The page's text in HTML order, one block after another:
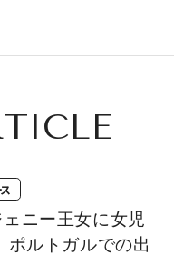
ニー王女に女児
ポルトガルでの出